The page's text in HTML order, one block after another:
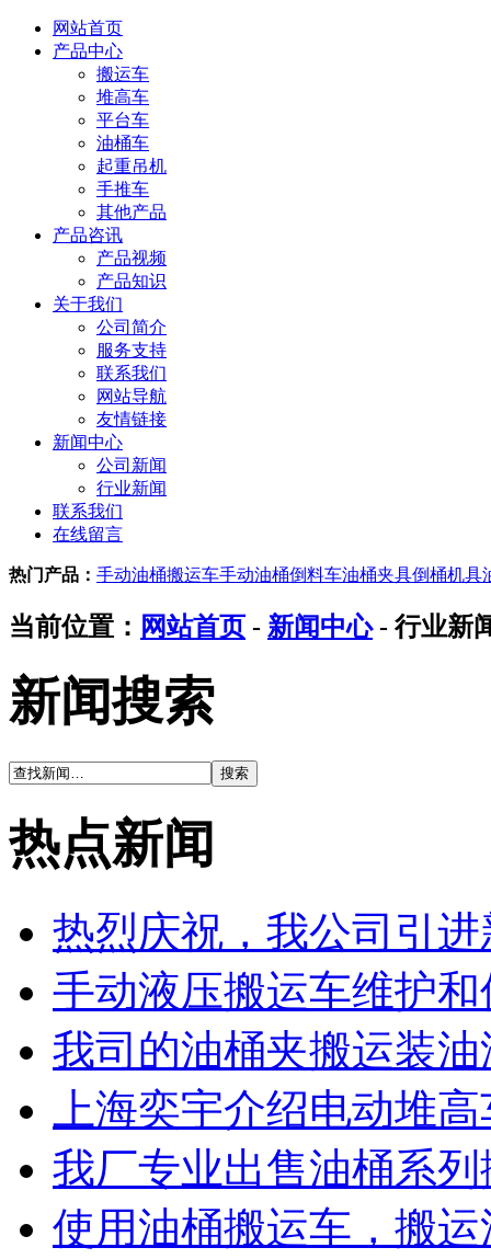
网站首页
产品中心
搬运车
堆高车
平台车
油桶车
起重吊机
手推车
其他产品
产品咨讯
产品视频
产品知识
关于我们
公司简介
服务支持
联系我们
网站导航
友情链接
新闻中心
公司新闻
行业新闻
联系我们
在线留言
热门产品： 手动油桶搬运车手动油桶倒料车油桶夹具倒桶机具
当前位置： 网站首页 - 新闻中心- 行业新
新闻搜索
热点新闻
热烈庆祝，我公司引
手动液压搬运车维护
我司的油桶夹搬运装
上海奕宇介绍电动堆
我厂专业出售油桶系
使用油桶搬运车，搬